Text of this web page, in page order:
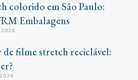
colorido em São Paulo:
Embalagens
filme stretch reciclável: